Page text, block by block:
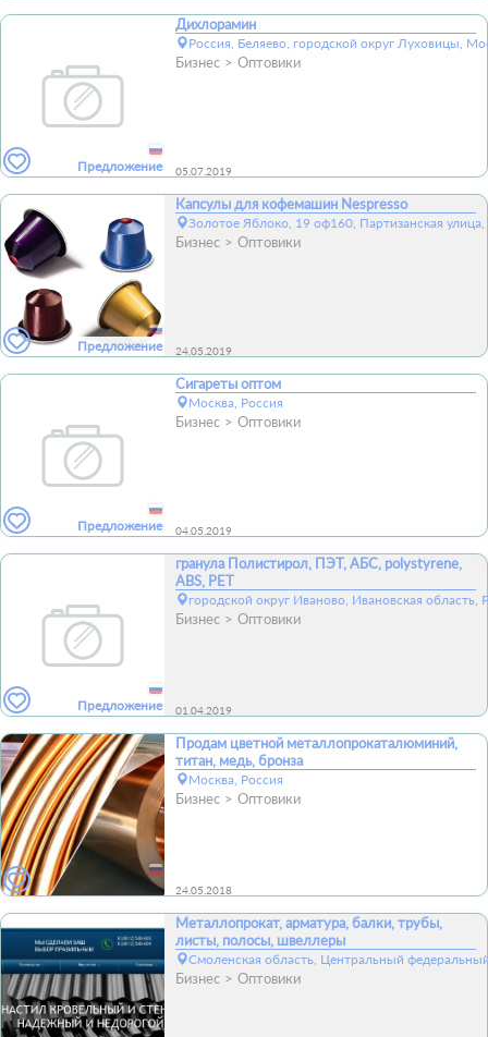
Предложение
Дихлорамин
Россия, Беляево, городской округ Луховицы,
Бизнес Оптовики
05.07.2019
Предложение
Капсулы для кофемашин Nespresso
Золотое Яблоко, 19 оф160, Партизанская
Бизнес Оптовики
24.05.2019
Предложение
Сигареты оптом
Москва, Россия
Бизнес Оптовики
04.05.2019
Предложение
гранула Полистирол, ПЭТ, АБС, polystyrene,
ABS, PET
городской округ Иваново, Ивановская область,
Бизнес Оптовики
01.04.2019
Продам цветной металлопрокаталюминий,
титан, медь, бронза
Москва, Россия
Бизнес Оптовики
24.05.2018
Металлопрокат, арматура, балки, трубы,
листы, полосы, швеллеры
Смоленская область, Центральный
Бизнес Оптовики